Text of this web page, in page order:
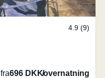
4.9 (9)
fra696 DKK/overnatning